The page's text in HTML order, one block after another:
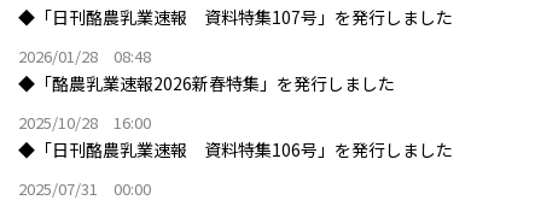
◆「日刊酪農乳業速報 資料特集107号」を発行しました
2026/01/28 08:48
◆「酪農乳業速報2026新春特集」を発行しました
2025/10/28 16:00
◆「日刊酪農乳業速報 資料特集106号」を発行しました
2025/07/31 00:00